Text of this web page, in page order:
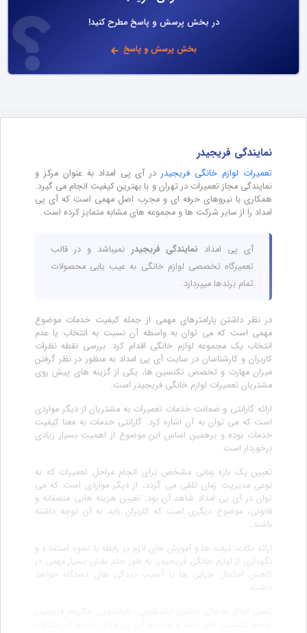
در بخش پرسش و پاسخ مطرح کنید!
بخش پرسش و پاسخ
نمایندگی فریجیدر
تعمیرات لوازم خانگی فریجیدردر آی پی امداد به عنوان مرکز و
نمایندگی مجاز تعمیرات در تهران و با بهترین کیفیت انجام می گیرد.
همکاری با نیروهای حرفه ای و مجرب اصل مهمی است که آی پی
امداد را از سایر شرکت ها و مجموعه های مشابه متمایز کرده است.
آی پی امداد نمایندگی فریجیدر نمیباشد و در قالب
تعمیرگاه تخصصی لوازم خانگی به عیب یابی محصولات
تمام برندها میپردازد.
در نظر داشتن پارامترهای مهمی از جمله کیفیت خدمات موضوع
مهمی است که می توان به واسطه آن نسبت به انتخاب یا عدم
انتخاب یک مجموعه لوازم خانگی اقدام کرد. بررسی نقطه نظرات
کاربران و کارشناسان در سایت آی پی امداد به منظور در نظر گرفتن
میزان مهارت و تخصص تکنسین ها، یکی از گزینه های پیش روی
مشتریان تعمیرات لوازم خانگی فریجیدر است.
ارائه گارانتی و ضمانت خدمات تعمیرات به مشتریان از دیگر مواردی
است که می توان به آن اشاره کرد. گارانتی خدمات به معنا کیفیت
خدمات بوده و برهمین اساس این موضوع از اهمیت بسیار زیادی
برخوردار است.
تعیین یک بازه زمانی مشخص برای انجام مراحل تعمیرات که به
نوعی مدیریت زمان تلقی می گردد، از دیگر مواردی است که می
توان در آی پی امداد شاهد آن بود. تعیین هزینه هایی منصفانه و
قانونی، موضوع دیگری است که کاربران باید به آن توجه داشته
باشند.
ارائه نکات، ترفند ها و آموزش های لازم در رابطه با نحوه استفاده و
نگهداری از لوازم خانگی فریجیدر، به طور حتم نقش بسیار مهمی در
کاهش احتمال خرابی ها یا آسیب دیدگی های دستگاه خواهد